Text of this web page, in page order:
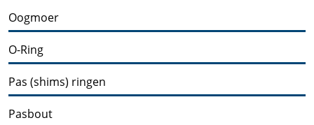
Oogmoer
O-Ring
Pas (shims) ringen
Pasbout